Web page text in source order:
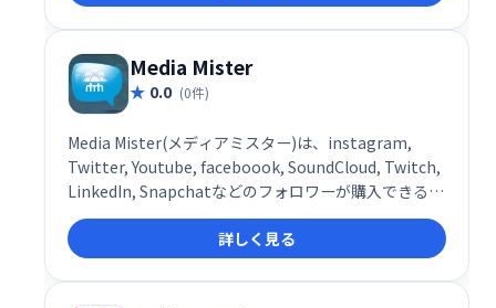
Media Mister
0.0 (0件)
Media Mister(メディアミスター)は、instagram,
Twitter, Youtube, faceboook, SoundCloud, Twitch,
LinkedIn, Snapchatなどのフォロワーが購入できる海
外のサービスです。
詳しく見る